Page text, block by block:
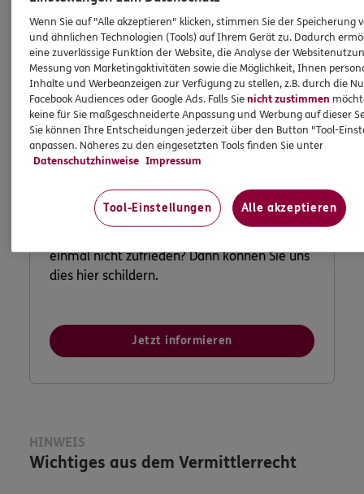
Lob und Beschwerden
einmal nicht zufrieden? Dann können Sie uns
dies hier schildern.
Jetzt informieren
HINWEIS
Wichtiges aus dem Vermittlerrecht
Wenn Sie auf "Alle akzeptieren" klicken, stimmen Sie der Speicherung
und ähnlichen Technologien (Tools) auf Ihrem Gerät zu. Dadurch
eine zuverlässige Funktion der Website, die Analyse der
Messung von Marketingaktivitäten sowie die Möglichkeit, Ihnen
Inhalte und Werbeanzeigen zur Verfügung zu stellen, z.B. durch die
Facebook Audiences oder Google Ads. Falls Sienicht zustimmen
keine für Sie maßgeschneiderte Anpassung und Werbung auf dieser
Sie können Ihre Entscheidungen jederzeit über den Button "Tool-
anpassen. Näheres zu den eingesetzten Tools finden Sie unter
Datenschutzhinweise Impressum
Tool-Einstellungen Alle akzeptieren